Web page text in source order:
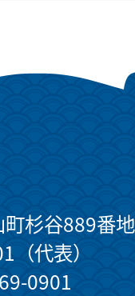
杉谷889番地
代表）
0901